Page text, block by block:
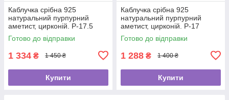
Каблучка срібна 925
натуральний пурпурний
аметист, цирконій. Р-17.5
Готово до відправки
1 334 ₴ 1 450 ₴
Купити
Каблучка срібна 925
натуральний пурпурний
аметист, цирконій. Р-17
Готово до відправки
1 288 ₴ 1 400 ₴
Купити